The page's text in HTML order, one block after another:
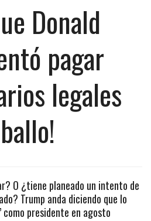
Donald
pagar
legales
O ¿tiene planeado un intento de
Trump anda diciendo que lo
como presidente en agosto